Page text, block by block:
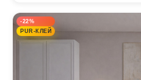
-22%
PUR-КЛЕЙ